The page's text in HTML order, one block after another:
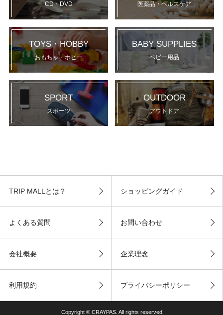
CD・DVD 医薬品・ヘルスケア
TOYS・HOBBY
おもちゃ・ホビー
BABY SUPPLIES
ベビー用品
SPORT
スポーツ
OUTDOOR
アウトドア
TRIP MALLとは？ ショッピングガイド
よくある質問 お問い合わせ
会社概要 企業理念
利用規約 プライバシーポリシー
Copyright © CRAYPAS. All rights reserved